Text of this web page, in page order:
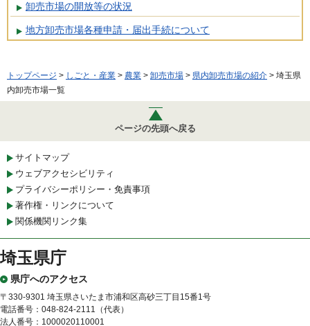
卸売市場の開放等の状況
地方卸売市場各種申請・届出手続について
トップページ > しごと・産業 > 農業 > 卸売市場 > 県内卸売市場の紹介 > 埼玉県
内卸売市場一覧
ページの先頭へ戻る
サイトマップ
ウェブアクセシビリティ
プライバシーポリシー・免責事項
著作権・リンクについて
関係機関リンク集
埼玉県庁
県庁へのアクセス
〒330-9301 埼玉県さいたま市浦和区高砂三丁目15番1号
電話番号：048-824-2111（代表）
法人番号：1000020110001